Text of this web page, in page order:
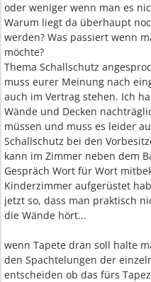
oder weniger wenn man es
Warum liegt da überhaupt
werden? Was passiert wenn
möchte?
Thema Schallschutz
muss eurer Meinung nach
auch im Vertrag stehen. Ich
Wände und Decken
müssen und muss es leider
Schallschutz bei den
kann im Zimmer neben dem
Gespräch Wort für Wort
Kinderzimmer aufgerüstet
jetzt so, dass man praktisch
die Wände hört...
wenn Tapete dran soll halte
den Spachtelungen der
entscheiden ob das fürs